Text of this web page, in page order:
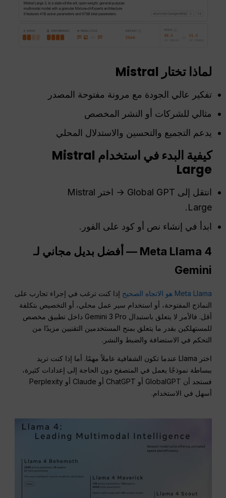
لماذا تختار Mistral
تفكير عالي الجودة مع مرونة مفتوحة المصدر
مثالي للشركات أو النشر المخصص
يدعم التجميع والتحسين والاستدلال المحلي
كيفية البدء في استخدام Mistral
Large
انتقل إلى Global GPT → اختر Mistral
Large.
ابدأ في إنشاء نص أو كود على الفور.
Meta Llama 4 — أفضل بديل مجاني لـ
Gemini
Meta Llama هو الاتجاه الصحيح
إذا كنت ترغب في إجراء تجارب على
النماذج المفتوحة، أو استخدام سير عمل محلي، أو التخصيص بتكلفة
أقل. فالأمر لا يتعلق باستبدال Gemini 3 Pro داخل تطبيق مخصص
للمستهلكين بقدر ما يتعلق بمنح المستخدمين التقنيين مزيدًا من
التحكم في الاستضافة والضبط والنشر.
اختر Llama عندما تكون الشفافية عاملاً مهمًا. أما إذا كنت تريد
ببساطة نموذجًا يعمل في المتصفح دون الحاجة إلى إعدادات كثيرة،
فستجد أن GlobalGPT أو ChatGPT أو Claude أو Perplexity
أسهل في الاستخدام.